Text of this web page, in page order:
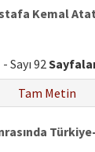
Kemal
Sayı 92
Tam Metin